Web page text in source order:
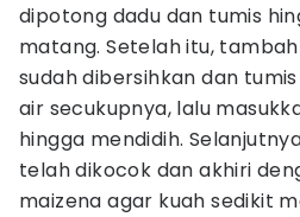
dipotong dadu dan tumis
matang. Setelah itu,
sudah dibersihkan dan
air secukupnya, lalu
hingga mendidih.
telah dikocok dan akhiri
maizena agar kuah sedikit